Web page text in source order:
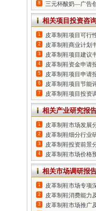
8 三元杯酸奶—广告
相关项目投资咨
1 皮革制鞋项目可行
2 皮革制鞋商业计划
3 皮革制鞋项目建议
4 皮革制鞋资金申请
5 皮革制鞋项目申请
6 皮革制鞋项目节能
7 皮革制鞋项目投资
相关产业研究报
1 皮革制鞋市场发展
2 皮革制鞋细分行业
3 皮革制鞋投资前景
4 皮革制鞋市场价格
相关市场调研报
1 皮革制鞋市场专项
2 皮革制鞋消费能力
3 皮革制鞋市场推广